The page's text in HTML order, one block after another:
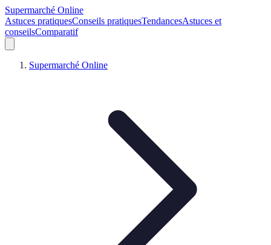
Supermarché Online
Astuces pratiquesConseils pratiquesTendancesAstuces et
conseilsComparatif
Supermarché Online